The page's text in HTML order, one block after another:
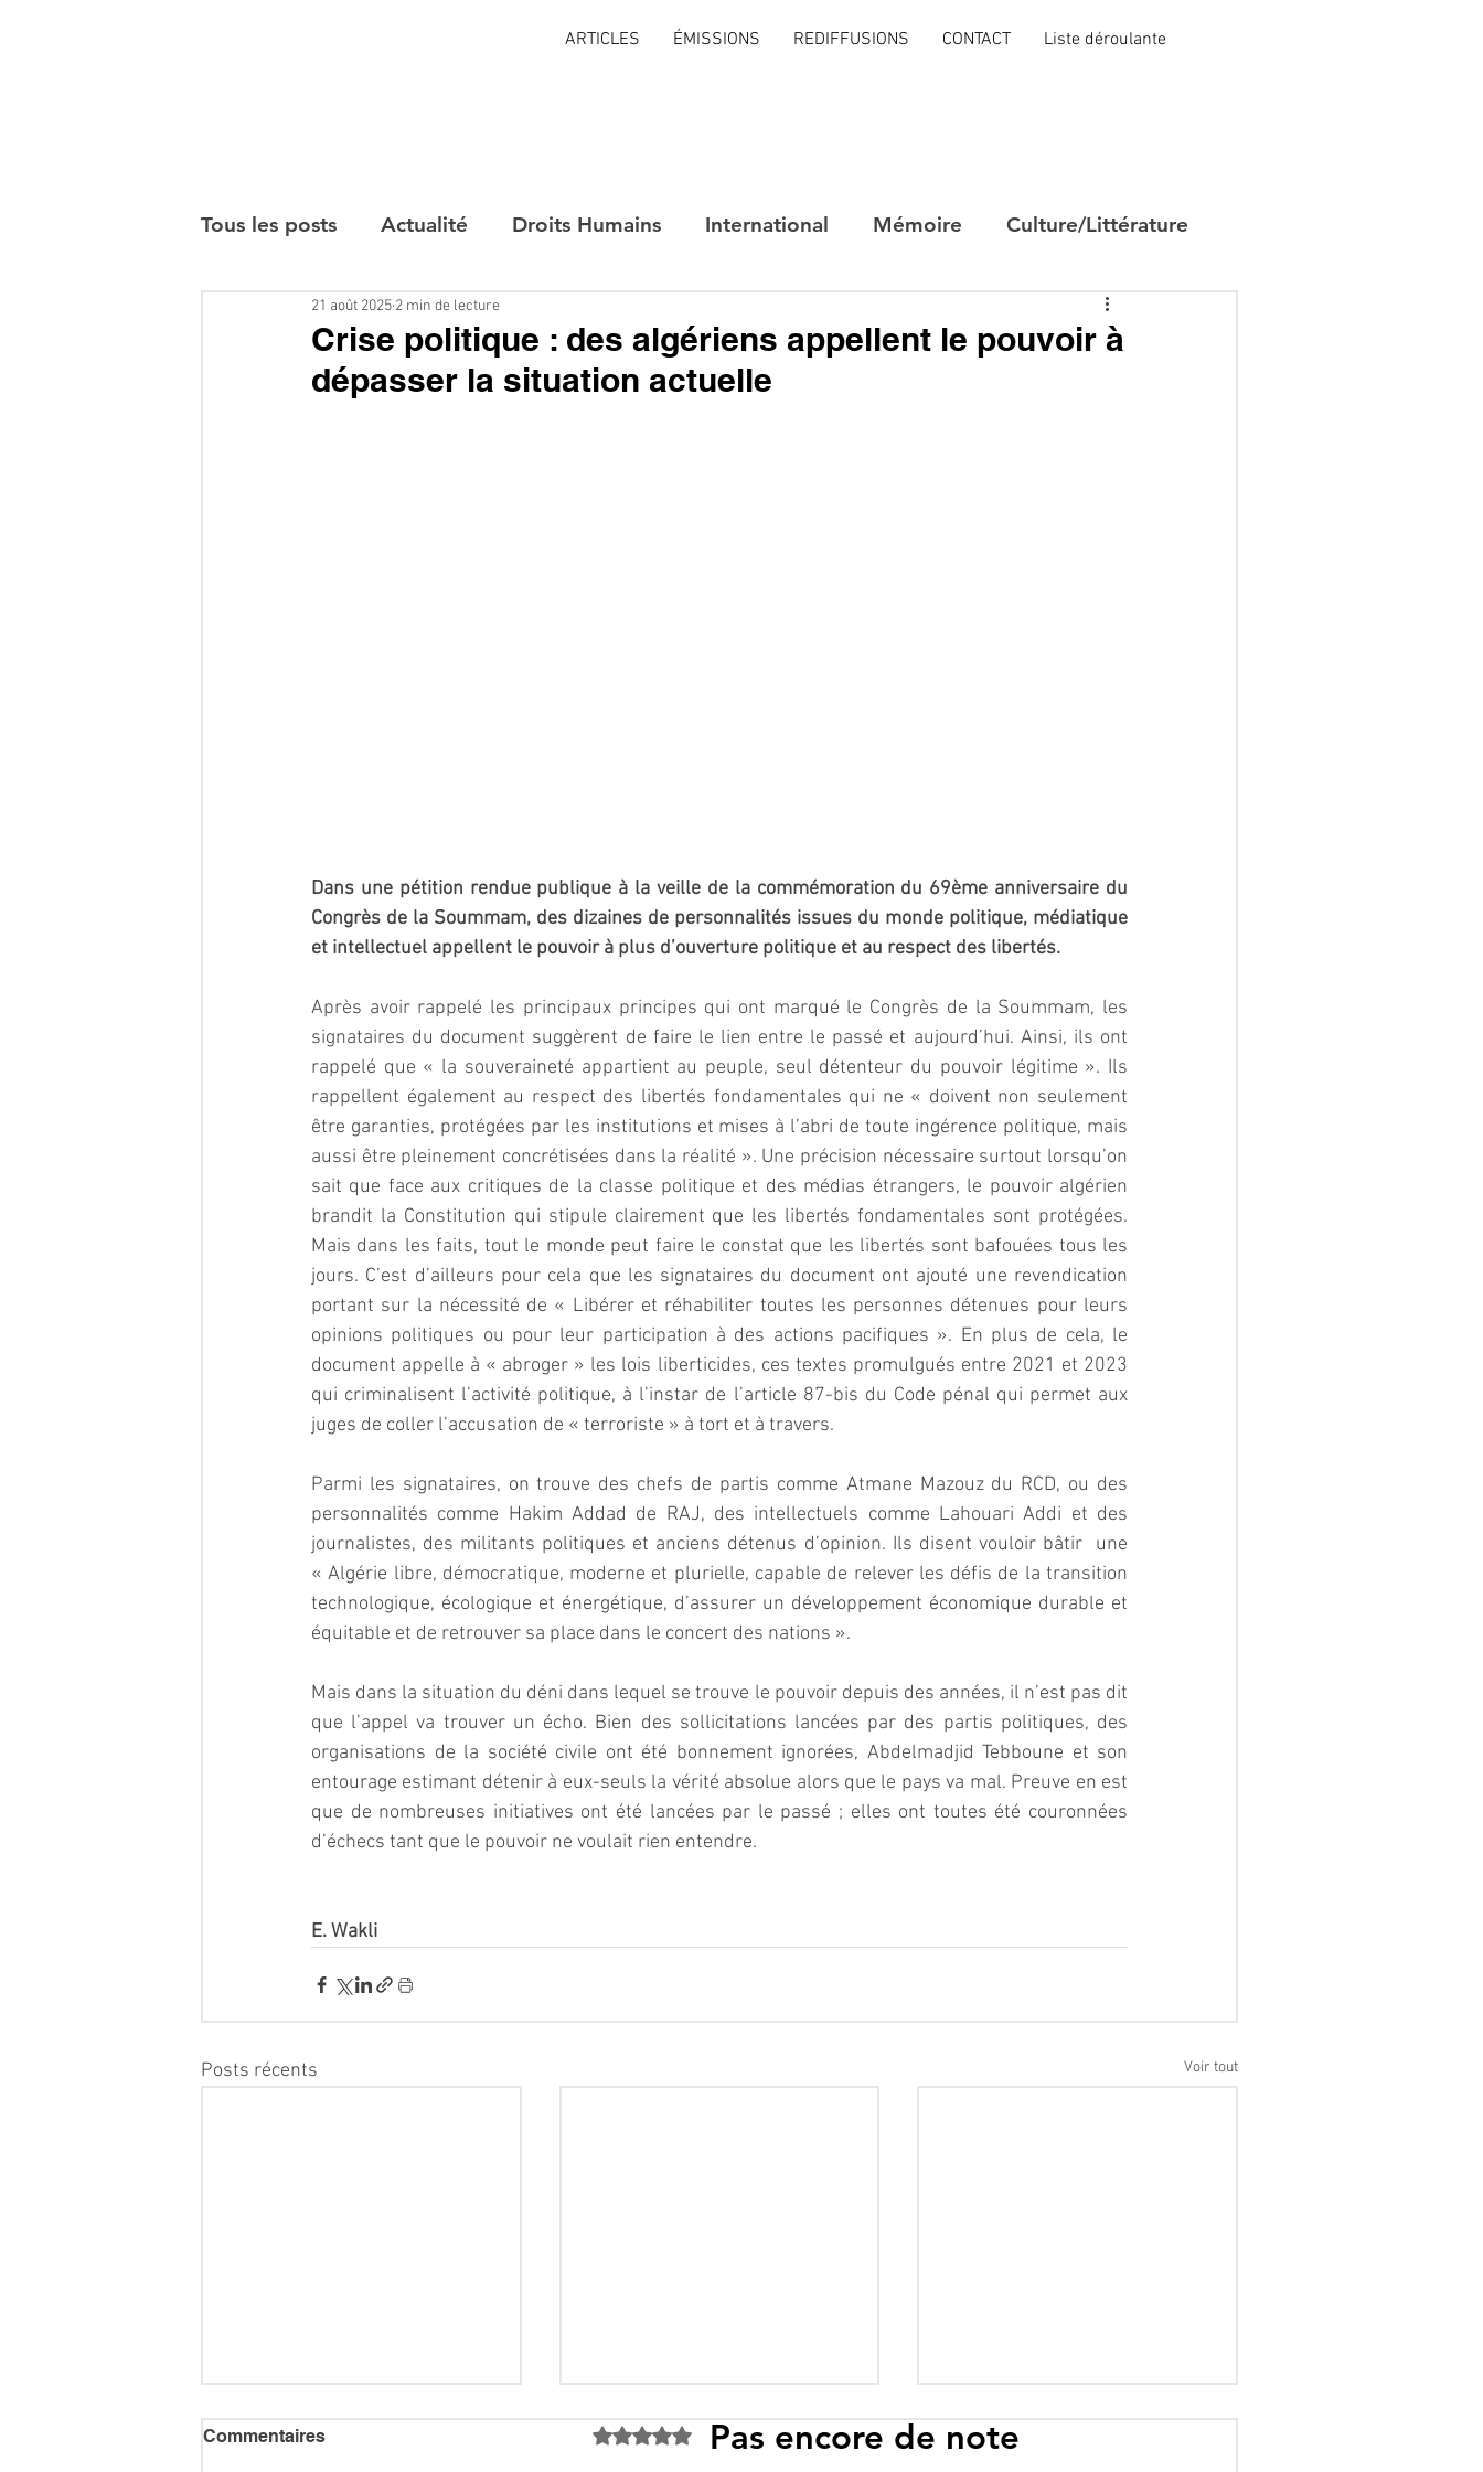
ARTICLES ÉMISSIONS REDIFFUSIONS CONTACT Liste déroulante
Tous les posts Actualité Droits Humains International Mémoire Culture/Littérature
Interviews
Crise politique : des algériens appellent le pouvoir à
dépasser la situation actuelle
21 août 2025 2 min de lecture
Dans une pétition rendue publique à la veille de la commémoration du 69ème anniversaire du
Congrès de la Soummam, des dizaines de personnalités issues du monde politique, médiatique
et intellectuel appellent le pouvoir à plus d’ouverture politique et au respect des libertés.
Après avoir rappelé les principaux principes qui ont marqué le Congrès de la Soummam, les
signataires du document suggèrent de faire le lien entre le passé et aujourd’hui. Ainsi, ils ont
rappelé que « la souveraineté appartient au peuple, seul détenteur du pouvoir légitime ». Ils
rappellent également au respect des libertés fondamentales qui ne « doivent non seulement
être garanties, protégées par les institutions et mises à l’abri de toute ingérence politique, mais
aussi être pleinement concrétisées dans la réalité ». Une précision nécessaire surtout lorsqu’on
sait que face aux critiques de la classe politique et des médias étrangers, le pouvoir algérien
brandit la Constitution qui stipule clairement que les libertés fondamentales sont protégées.
Mais dans les faits, tout le monde peut faire le constat que les libertés sont bafouées tous les
jours. C’est d’ailleurs pour cela que les signataires du document ont ajouté une revendication
portant sur la nécessité de « Libérer et réhabiliter toutes les personnes détenues pour leurs
opinions politiques ou pour leur participation à des actions pacifiques ». En plus de cela, le
document appelle à « abroger » les lois liberticides, ces textes promulgués entre 2021 et 2023
qui criminalisent l’activité politique, à l’instar de l’article 87-bis du Code pénal qui permet aux
juges de coller l’accusation de « terroriste » à tort et à travers.
Parmi les signataires, on trouve des chefs de partis comme Atmane Mazouz du RCD, ou des
personnalités comme Hakim Addad de RAJ, des intellectuels comme Lahouari Addi et des
journalistes, des militants politiques et anciens détenus d’opinion. Ils disent vouloir bâtir  une
« Algérie libre, démocratique, moderne et plurielle, capable de relever les défis de la transition
technologique, écologique et énergétique, d’assurer un développement économique durable et
équitable et de retrouver sa place dans le concert des nations ».
Mais dans la situation du déni dans lequel se trouve le pouvoir depuis des années, il n’est pas dit
que l’appel va trouver un écho. Bien des sollicitations lancées par des partis politiques, des
organisations de la société civile ont été bonnement ignorées, Abdelmadjid Tebboune et son
entourage estimant détenir à eux-seuls la vérité absolue alors que le pays va mal. Preuve en est
que de nombreuses initiatives ont été lancées par le passé ; elles ont toutes été couronnées
d’échecs tant que le pouvoir ne voulait rien entendre.
E. Wakli
Posts récents Voir tout
Commentaires Noté 0 étoile sur 5.Pas encore de note